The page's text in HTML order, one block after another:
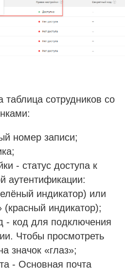
сотрудников со
номер записи;
- статус доступа к
аутентификации:
индикатор) или
(красный индикатор);
- код для подключения
Чтобы просмотреть
значок «глаз»;
- Основная почта